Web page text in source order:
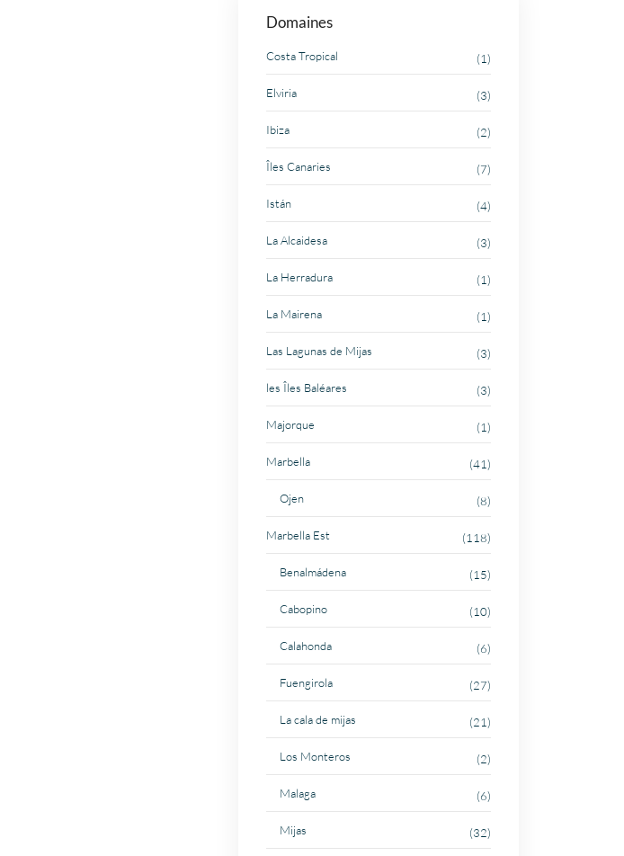
Domaines
Costa Tropical (1)
Elviria (3)
Ibiza (2)
Îles Canaries (7)
Istán (4)
La Alcaidesa (3)
La Herradura (1)
La Mairena (1)
Las Lagunas de Mijas (3)
les Îles Baléares (3)
Majorque (1)
Marbella (41)
Ojen (8)
Marbella Est (118)
Benalmádena (15)
Cabopino (10)
Calahonda (6)
Fuengirola (27)
La cala de mijas (21)
Los Monteros (2)
Malaga (6)
Mijas (32)